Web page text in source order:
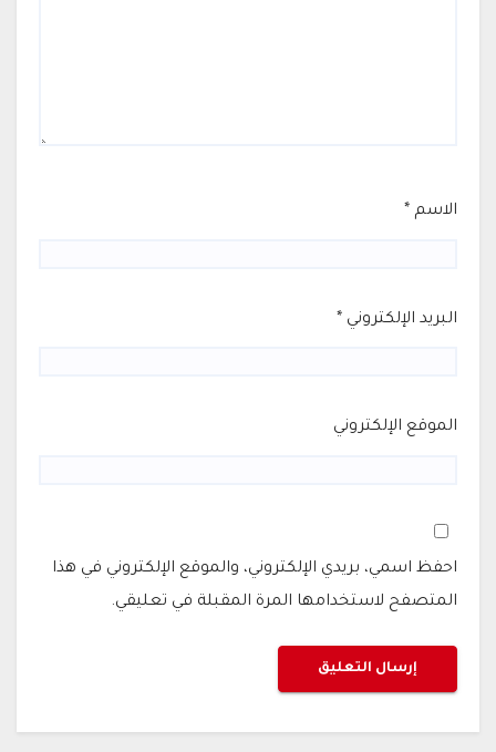
الاسم *
البريد الإلكتروني *
الموقع الإلكتروني
احفظ اسمي، بريدي الإلكتروني، والموقع الإلكتروني في هذا
المتصفح لاستخدامها المرة المقبلة في تعليقي.